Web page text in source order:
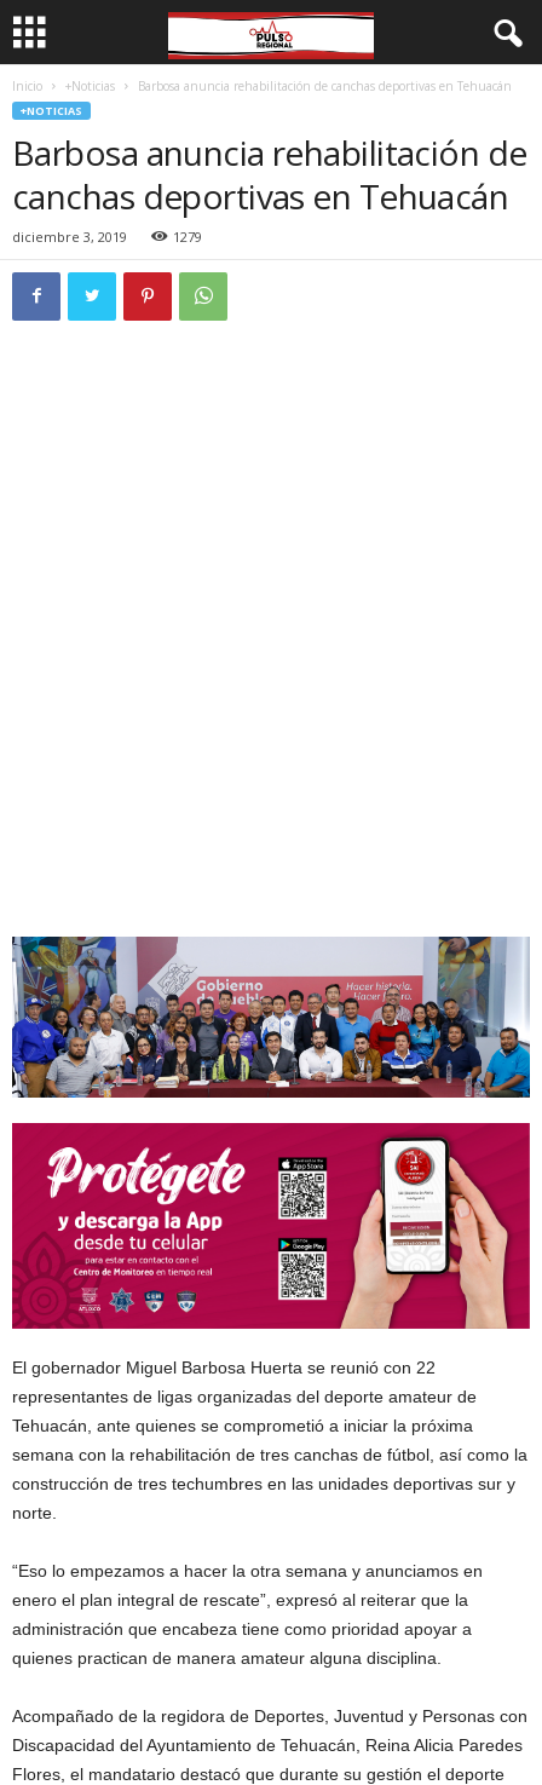
Inicio +Noticias Barbosa anuncia rehabilitación de canchas deportivas en Tehuacán
+NOTICIAS
Barbosa anuncia rehabilitación de
canchas deportivas en Tehuacán
diciembre 3, 2019 1279
El gobernador Miguel Barbosa Huerta se reunió con 22
representantes de ligas organizadas del deporte amateur de
Tehuacán, ante quienes se comprometió a iniciar la próxima
semana con la rehabilitación de tres canchas de fútbol, así como la
construcción de tres techumbres en las unidades deportivas sur y
norte.
“Eso lo empezamos a hacer la otra semana y anunciamos en
enero el plan integral de rescate”, expresó al reiterar que la
administración que encabeza tiene como prioridad apoyar a
quienes practican de manera amateur alguna disciplina.
Acompañado de la regidora de Deportes, Juventud y Personas con
Discapacidad del Ayuntamiento de Tehuacán, Reina Alicia Paredes
Flores, el mandatario destacó que durante su gestión el deporte